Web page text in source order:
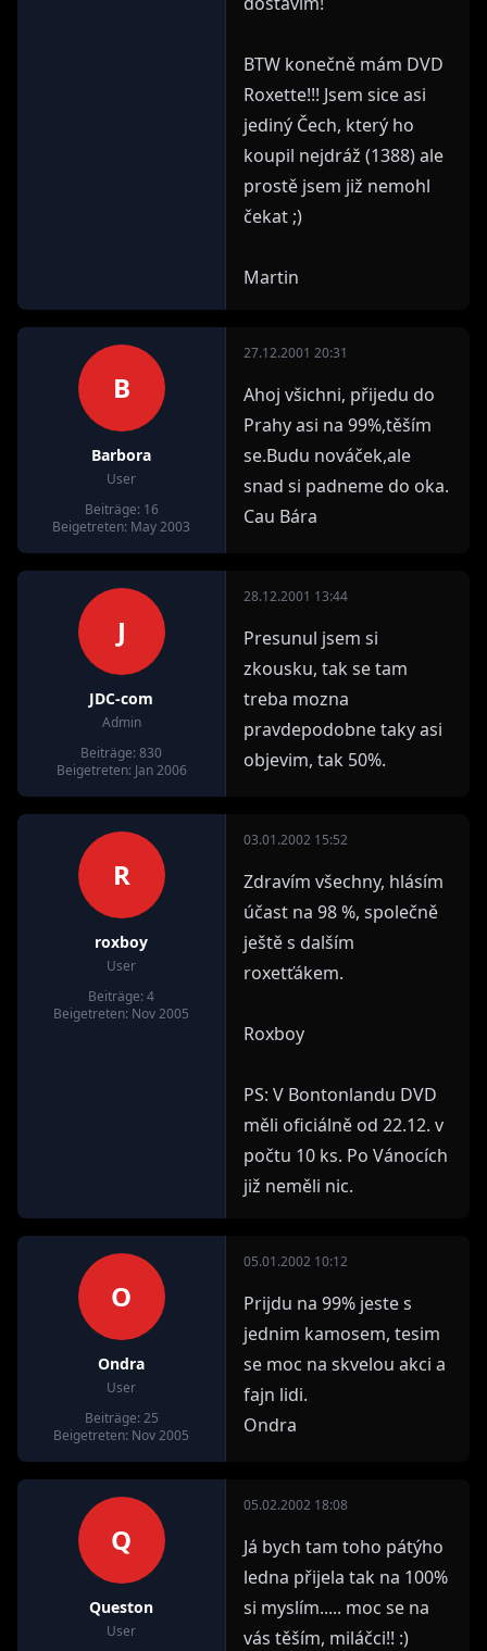
BTW konečně mám DVD
Roxette!!! Jsem sice asi
jediný Čech, který ho
koupil nejdráž (1388) ale
prostě jsem již nemohl
čekat ;)
Martin
B
Barbora
User
Beiträge: 16
Beigetreten: May 2003
27.12.2001 20:31
Ahoj všichni, přijedu do
Prahy asi na 99%,těším
se.Budu nováček,ale
snad si padneme do oka.
Cau Bára
J
JDC-com
Admin
Beiträge: 830
Beigetreten: Jan 2006
28.12.2001 13:44
Presunul jsem si
zkousku, tak se tam
treba mozna
pravdepodobne taky asi
objevim, tak 50%.
R
roxboy
User
Beiträge: 4
Beigetreten: Nov 2005
03.01.2002 15:52
Zdravím všechny, hlásím
účast na 98 %, společně
ještě s dalším
roxetťákem.
Roxboy
PS: V Bontonlandu DVD
měli oficiálně od 22.12. v
počtu 10 ks. Po Vánocích
již neměli nic.
O
Ondra
User
Beiträge: 25
Beigetreten: Nov 2005
05.01.2002 10:12
Prijdu na 99% jeste s
jednim kamosem, tesim
se moc na skvelou akci a
fajn lidi.
Ondra
Q
Queston
User
05.02.2002 18:08
Já bych tam toho pátýho
ledna přijela tak na 100%
si myslím..... moc se na
vás těším, miláčci!! :)